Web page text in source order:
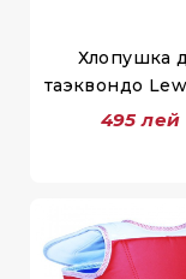
Хлопушка
таэквондо Lew
495 лей